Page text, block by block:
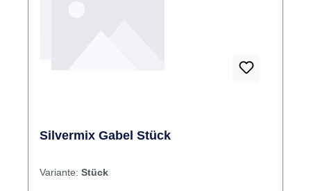
Silvermix Gabel Stück
Variante: Stück